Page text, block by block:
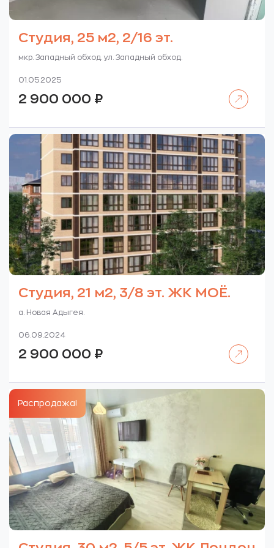
Студия, 25 м2, 2/16 эт.
мкр. Западный обход. ул. Западный обход.
01.05.2025
2 900 000 ₽
Студия, 21 м2, 3/8 эт. ЖК МОЁ.
а. Новая Адыгея.
06.09.2024
2 900 000 ₽
Распродажа!